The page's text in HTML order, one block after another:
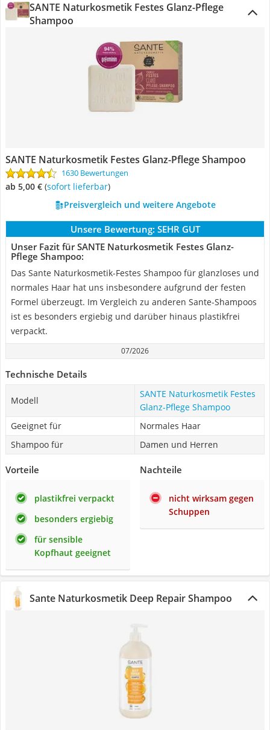
SANTE Naturkosmetik Festes Glanz-Pflege
Shampoo
SANTE Naturkosmetik Festes Glanz-Pflege Shampoo
1630 Bewertungen
ab 5,00 € ( Sofort lieferbar)
Preisvergleich und weitere Angebote
Unsere Bewertung: SEHR GUT
Unser Fazit für SANTE Naturkosmetik Festes Glanz-
Pflege Shampoo:
Das Sante Naturkosmetik-Festes Shampoo für glanzloses und
normales Haar hat uns insbesondere aufgrund der festen
Formel überzeugt. Im Vergleich zu anderen Sante-Shampoos
ist es besonders ergiebig und darüber hinaus plastikfrei
verpackt.
07/2026
Technische Details
Modell
SANTE Naturkosmetik Festes
Glanz-Pflege Shampoo
Geeignet für
Normales Haar
Shampoo für
Damen und Herren
Vorteile
plastikfrei verpackt
besonders ergiebig
für sensible
Kopfhaut geeignet
Nachteile
nicht wirksam gegen
Schuppen
Sante Naturkosmetik Deep Repair Shampoo